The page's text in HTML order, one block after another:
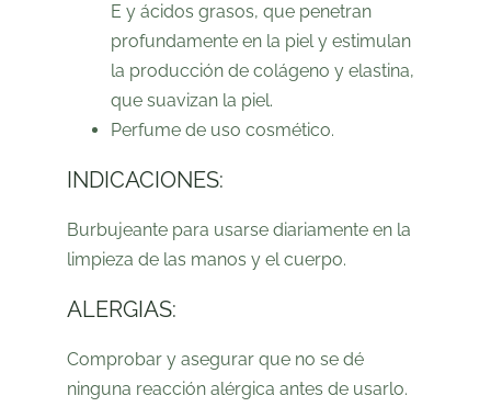
E y ácidos grasos, que penetran
profundamente en la piel y estimulan
la producción de colágeno y elastina,
que suavizan la piel.
Perfume de uso cosmético.
INDICACIONES:
Burbujeante para usarse diariamente en la
limpieza de las manos y el cuerpo.
ALERGIAS:
Comprobar y asegurar que no se dé
ninguna reacción alérgica antes de usarlo.